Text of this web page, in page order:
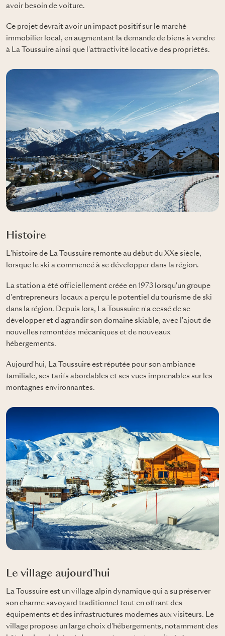
avoir besoin de voiture.
Ce projet devrait avoir un impact positif sur le marché
immobilier local, en augmentant la demande de biens à vendre
à La Toussuire ainsi que l'attractivité locative des propriétés.
Histoire
L'histoire de La Toussuire remonte au début du XXe siècle,
lorsque le ski a commencé à se développer dans la région.
La station a été officiellement créée en 1973 lorsqu'un groupe
d'entrepreneurs locaux a perçu le potentiel du tourisme de ski
dans la région. Depuis lors, La Toussuire n'a cessé de se
développer et d'agrandir son domaine skiable, avec l'ajout de
nouvelles remontées mécaniques et de nouveaux
hébergements.
Aujourd'hui, La Toussuire est réputée pour son ambiance
familiale, ses tarifs abordables et ses vues imprenables sur les
montagnes environnantes.
Le village aujourd'hui
La Toussuire est un village alpin dynamique qui a su préserver
son charme savoyard traditionnel tout en offrant des
équipements et des infrastructures modernes aux visiteurs. Le
village propose un large choix d'hébergements, notamment des